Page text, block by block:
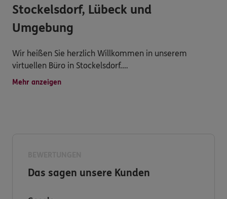
Stockelsdorf, Lübeck und
Umgebung
Wir heißen Sie herzlich Willkommen in unserem
virtuellen Büro in Stockelsdorf.
Haben Sie dennoch Fragen zu unserem Rechtsschutz,
Mehr anzeigen
Das sagen unsere Kunden